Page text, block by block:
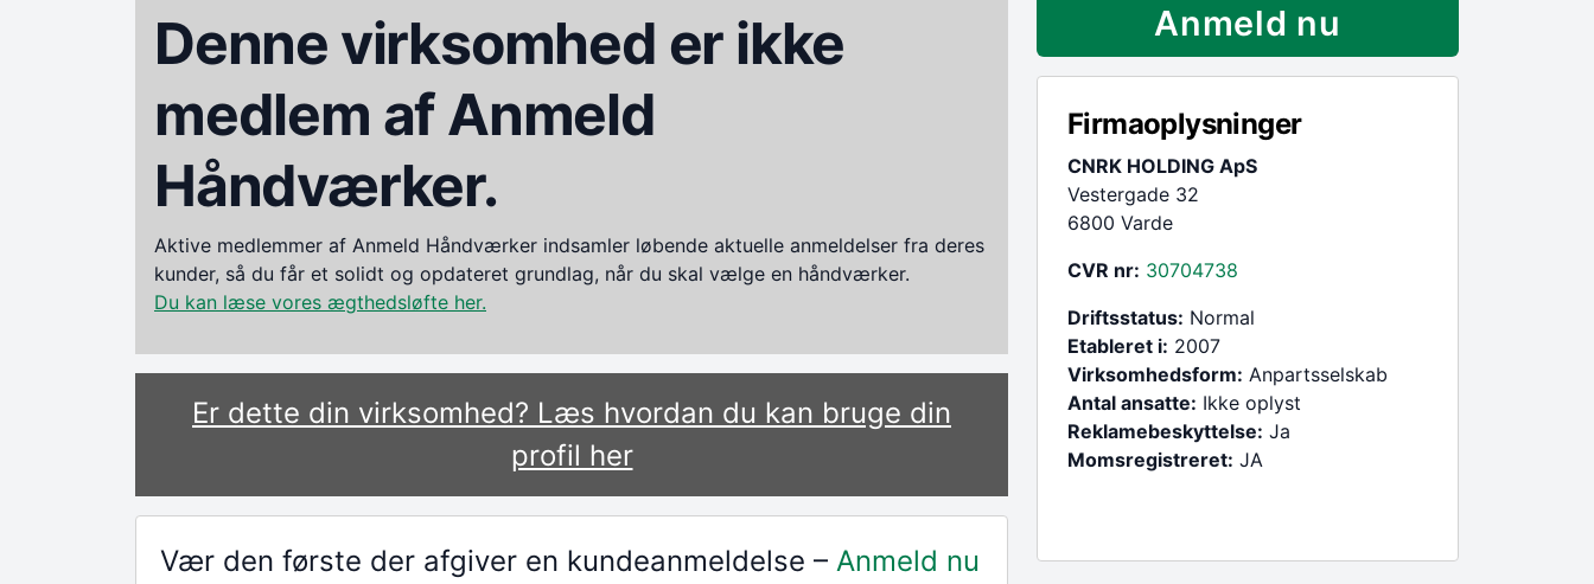
Denne virksomhed er ikke
medlem af Anmeld
Håndværker.
Aktive medlemmer af Anmeld Håndværker indsamler løbende aktuelle anmeldelser fra deres
kunder, så du får et solidt og opdateret grundlag, når du skal vælge en håndværker.
Du kan læse vores ægthedsløfte her.
Er dette din virksomhed? Læs hvordan du kan bruge din
profil her
Vær den første der afgiver en kundeanmeldelse – Anmeld nu
Anmeld nu
Firmaoplysninger
CNRK HOLDING ApS
Vestergade 32
6800 Varde
CVR nr: 30704738
Driftsstatus: Normal
Etableret i: 2007
Virksomhedsform: Anpartsselskab
Antal ansatte: Ikke oplyst
Reklamebeskyttelse: Ja
Momsregistreret: JA